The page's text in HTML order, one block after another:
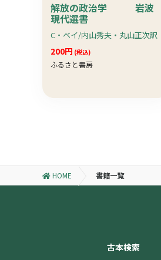
解放の政治学 岩波
現代選書
C・ベイ/内山秀夫・丸山正次訳
200円 (税込)
ふるさと書房
HOME 書籍一覧
古本検索